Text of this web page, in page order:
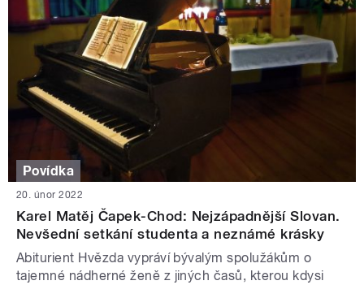
Povídka
20. únor 2022
Karel Matěj Čapek-Chod: Nejzápadnější Slovan.
Nevšední setkání studenta a neznámé krásky
Abiturient Hvězda vypráví bývalým spolužákům o
tajemné nádherné ženě z jiných časů, kterou kdysi